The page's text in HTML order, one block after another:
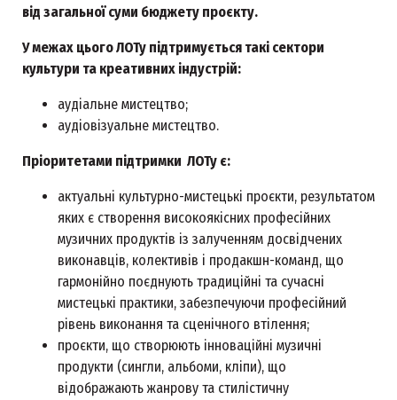
від загальної суми бюджету проєкту.
У межах цього ЛОТу підтримується такі сектори
культури та креативних індустрій:
аудіальне мистецтво;
аудіовізуальне мистецтво.
Пріоритетами підтримки ЛОТу є:
актуальні культурно-мистецькі проєкти, результатом
яких є створення високоякісних професійних
музичних продуктів із залученням досвідчених
виконавців, колективів і продакшн-команд, що
гармонійно поєднують традиційні та сучасні
мистецькі практики, забезпечуючи професійний
рівень виконання та сценічного втілення;
проєкти, що створюють інноваційні музичні
продукти (сингли, альбоми, кліпи), що
відображають жанрову та стилістичну